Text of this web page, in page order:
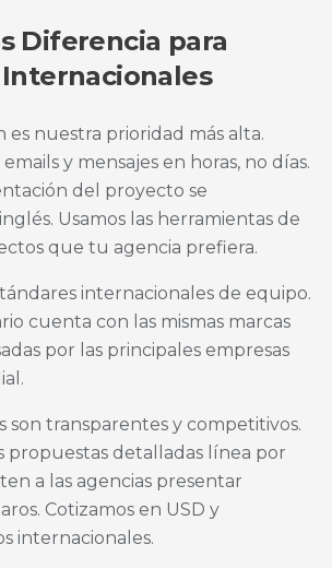
Diferencia para
es nuestra prioridad más alta.
y mensajes en horas, no días.
del proyecto se
Usamos las herramientas de
que tu agencia prefiera.
internacionales de equipo.
cuenta con las mismas marcas
por las principales empresas
son transparentes y competitivos.
propuestas detalladas línea por
a las agencias presentar
Cotizamos en USD y
internacionales.